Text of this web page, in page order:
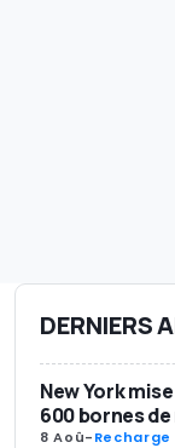
DERNIERS
New York
600 bornes
8 Aoû-Recharge